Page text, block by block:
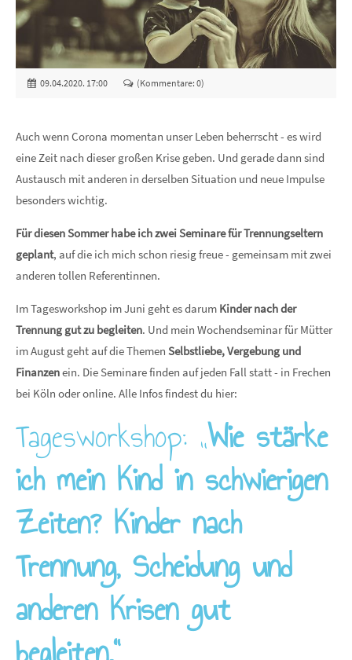
09.04.2020. 17:00 (Kommentare: 0)
Auch wenn Corona momentan unser Leben beherrscht - es wird
eine Zeit nach dieser großen Krise geben. Und gerade dann sind
Austausch mit anderen in derselben Situation und neue Impulse
besonders wichtig.
Für diesen Sommer habe ich zwei Seminare für Trennungseltern
geplant, auf die ich mich schon riesig freue - gemeinsam mit zwei
anderen tollen Referentinnen.
Im Tagesworkshop im Juni geht es darum Kinder nach der
Trennung gut zu begleiten. Und mein Wochendseminar für Mütter
im August geht auf die Themen Selbstliebe, Vergebung und
Finanzenein. Die Seminare finden auf jeden Fall statt - in Frechen
bei Köln oder online. Alle Infos findest du hier:
Tagesworkshop: „Wie stärke
ich mein Kind in schwierigen
Zeiten? Kinder nach
Trennung, Scheidung und
anderen Krisen gut